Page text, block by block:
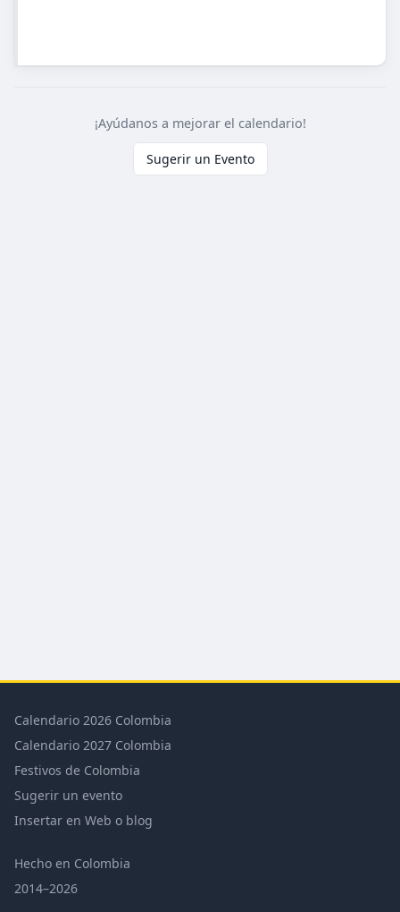
¡Ayúdanos a mejorar el calendario!
Sugerir un Evento
Calendario 2026 Colombia
Calendario 2027 Colombia
Festivos de Colombia
Sugerir un evento
Insertar en Web o blog
Hecho en Colombia
2014–2026